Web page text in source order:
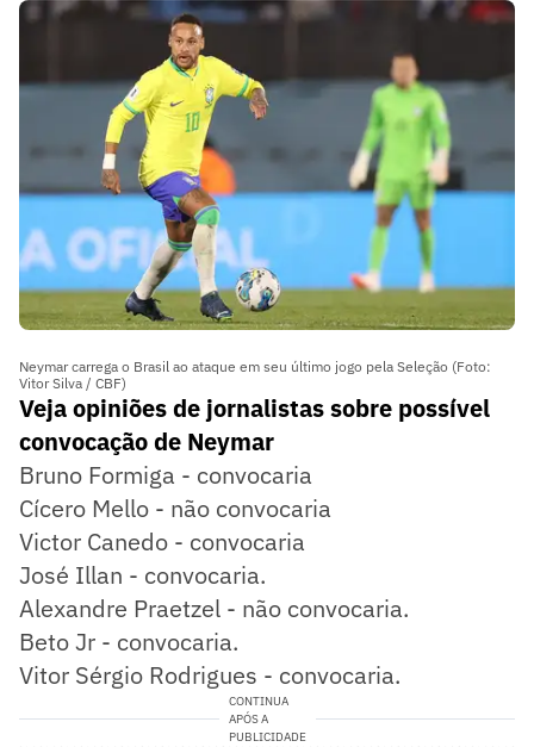
Neymar carrega o Brasil ao ataque em seu último jogo pela Seleção (Foto:
Vitor Silva / CBF)
Veja opiniões de jornalistas sobre possível
convocação de Neymar
Bruno Formiga - convocaria
Cícero Mello - não convocaria
Victor Canedo - convocaria
José Illan - convocaria.
Alexandre Praetzel - não convocaria.
Beto Jr - convocaria.
Vitor Sérgio Rodrigues - convocaria.
CONTINUA
APÓS A
PUBLICIDADE